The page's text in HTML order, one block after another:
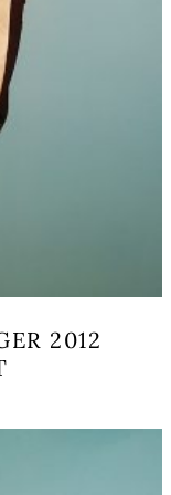
2012
59,95